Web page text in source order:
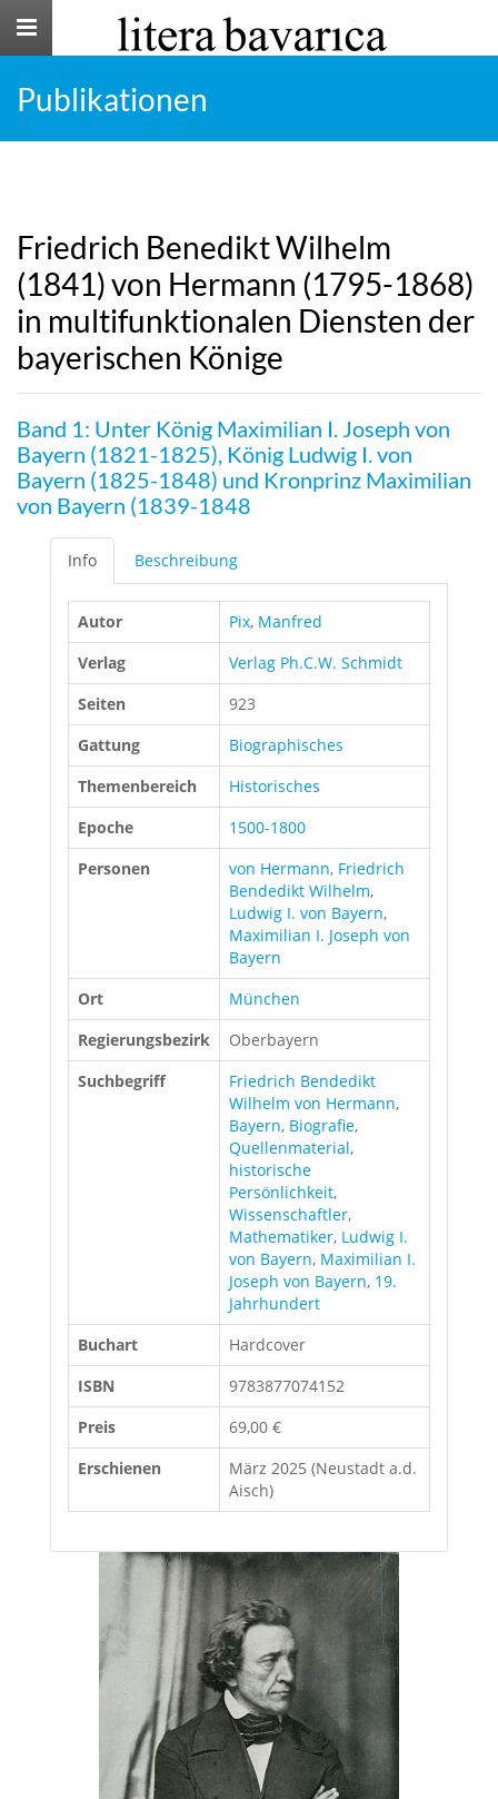
Toggle
Publikationen
Friedrich Benedikt Wilhelm
(1841) von Hermann (1795-1868)
in multifunktionalen Diensten der
bayerischen Könige
Band 1: Unter König Maximilian I. Joseph von
Bayern (1821-1825), König Ludwig I. von
Bayern (1825-1848) und Kronprinz Maximilian
von Bayern (1839-1848
Info Beschreibung
Autor Pix, Manfred
Verlag
Verlag Ph.C.W. Schmidt
Seiten
923
Gattung
Biographisches
Themenbereich
Historisches
Epoche
1500-1800
Personen
von Hermann, Friedrich
Bendedikt Wilhelm,
Ludwig I. von Bayern,
Maximilian I. Joseph von
Bayern
Ort
München
Regierungsbezirk
Oberbayern
Suchbegriff
Friedrich Bendedikt
Wilhelm von Hermann,
Bayern, Biografie,
Quellenmaterial,
historische
Persönlichkeit,
Wissenschaftler,
Mathematiker, Ludwig I.
von Bayern, Maximilian I.
Joseph von Bayern, 19.
Jahrhundert
Buchart
Hardcover
ISBN
9783877074152
Preis
69,00 €
Erschienen
März 2025 (Neustadt a.d.
Aisch)